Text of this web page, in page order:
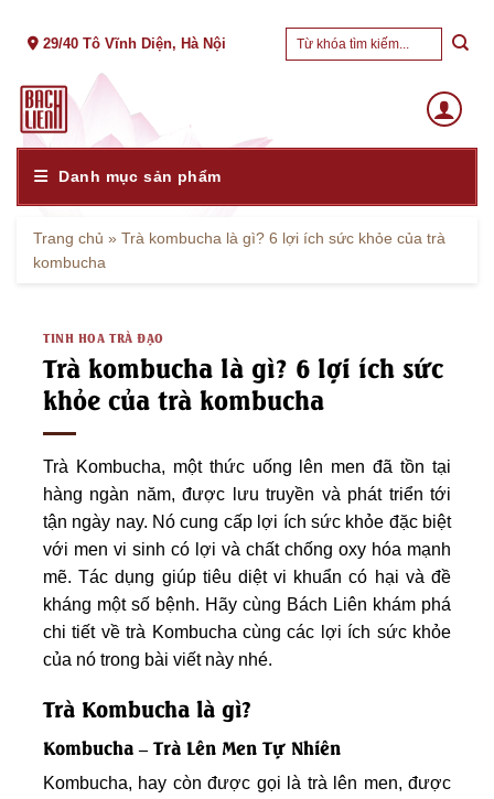
29/40 Tô Vĩnh Diện, Hà Nội
Tìm
Danh mục sản phẩm
Trang chủ » Trà kombucha là gì? 6 lợi ích sức khỏe của trà
kombucha
TINH HOA TRÀ ĐẠO
Trà kombucha là gì? 6 lợi ích sức
khỏe của trà kombucha
Trà Kombucha, một thức uống lên men đã tồn tại
hàng ngàn năm, được lưu truyền và phát triển tới
tận ngày nay. Nó cung cấp lợi ích sức khỏe đặc biệt
với men vi sinh có lợi và chất chống oxy hóa mạnh
mẽ. Tác dụng giúp tiêu diệt vi khuẩn có hại và đề
kháng một số bệnh. Hãy cùng Bách Liên khám phá
chi tiết về trà Kombucha cùng các lợi ích sức khỏe
của nó trong bài viết này nhé.
Trà Kombucha là gì?
Kombucha – Trà Lên Men Tự Nhiên
Kombucha, hay còn được gọi là trà lên men, được